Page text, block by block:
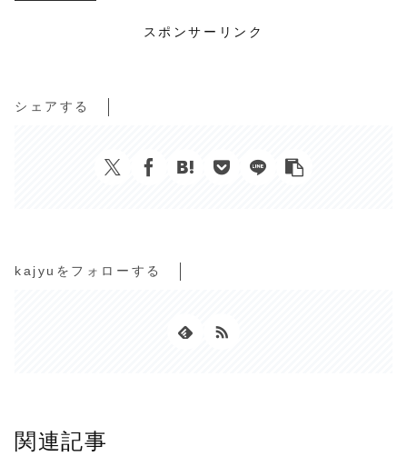
スポンサーリンク
シェアする
kajyuをフォローする
関連記事